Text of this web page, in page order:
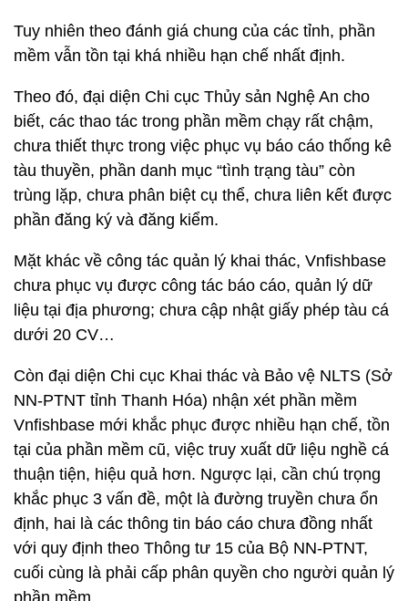
Tuy nhiên theo đánh giá chung của các tỉnh, phần
mềm vẫn tồn tại khá nhiều hạn chế nhất định.
Theo đó, đại diện Chi cục Thủy sản Nghệ An cho
biết, các thao tác trong phần mềm chạy rất chậm,
chưa thiết thực trong việc phục vụ báo cáo thống kê
tàu thuyền, phần danh mục “tình trạng tàu” còn
trùng lặp, chưa phân biệt cụ thể, chưa liên kết được
phần đăng ký và đăng kiểm.
Mặt khác về công tác quản lý khai thác, Vnfishbase
chưa phục vụ được công tác báo cáo, quản lý dữ
liệu tại địa phương; chưa cập nhật giấy phép tàu cá
dưới 20 CV…
Còn đại diện Chi cục Khai thác và Bảo vệ NLTS (Sở
NN-PTNT tỉnh Thanh Hóa) nhận xét phần mềm
Vnfishbase mới khắc phục được nhiều hạn chế, tồn
tại của phần mềm cũ, việc truy xuất dữ liệu nghề cá
thuận tiện, hiệu quả hơn. Ngược lại, cần chú trọng
khắc phục 3 vấn đề, một là đường truyền chưa ổn
định, hai là các thông tin báo cáo chưa đồng nhất
với quy định theo Thông tư 15 của Bộ NN-PTNT,
cuối cùng là phải cấp phân quyền cho người quản lý
phần mềm.